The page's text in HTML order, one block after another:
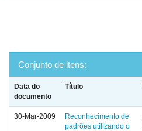
Conjunto de itens:
Data do
documento
Título
30-Mar-2009
Reconhecimento de
padrões utilizando o